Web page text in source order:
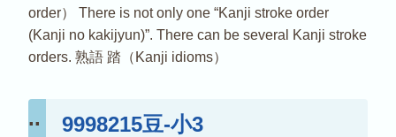
order） There is not only one “Kanji stroke order
(Kanji no kakijyun)”. There can be several Kanji stroke
orders. 熟語 踏（Kanji idioms）
9998215豆-小3